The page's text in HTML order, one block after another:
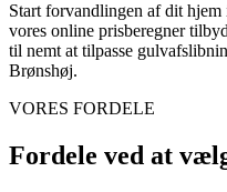
Start forvandlingen af dit
vores online prisberegner
til nemt at tilpasse
Brønshøj.
VORES FORDELE
Fordele ved at